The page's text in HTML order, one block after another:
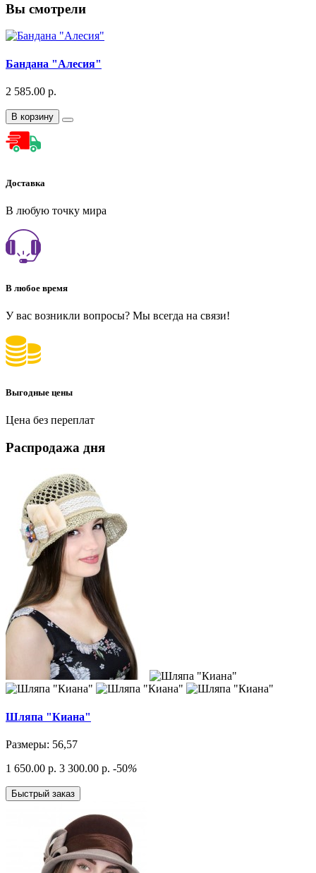
Вы смотрели
Бандана "Алесия"
2 585.00 р.
В корзину
Доставка
В любую точку мира
В любое время
У вас возникли вопросы? Мы всегда на связи!
Выгодные цены
Цена без переплат
Распродажа дня
Шляпа "Киана"
Размеры: 56,57
1 650.00 р. 3 300.00 р. -50%
Быстрый заказ